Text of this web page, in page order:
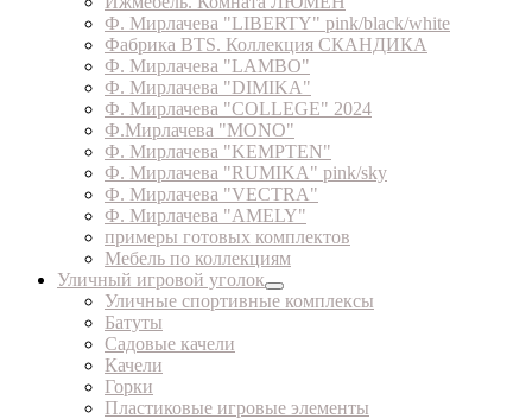
Ф. Мирлачева "LIBERTY" pink/black/white
Фабрика BTS. Коллекция СКАНДИКА
Ф. Мирлачева "LAMBO"
Ф. Мирлачева "DIMIKA"
Ф. Мирлачева "COLLEGE" 2024
Ф.Мирлачева "MONO"
Ф. Мирлачева "KEMPTEN"
Ф. Мирлачева "RUMIKA" pink/sky
Ф. Мирлачева "VECTRA"
Ф. Мирлачева "AMELY"
примеры готовых комплектов
Мебель по коллекциям
Уличный игровой уголок
Уличные спортивные комплексы
Батуты
Садовые качели
Качели
Горки
Пластиковые игровые элементы